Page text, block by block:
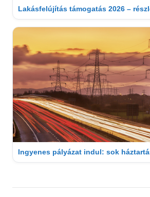
Lakásfelújítás támogatás 2026 –
Ingyenes pályázat indul: sok